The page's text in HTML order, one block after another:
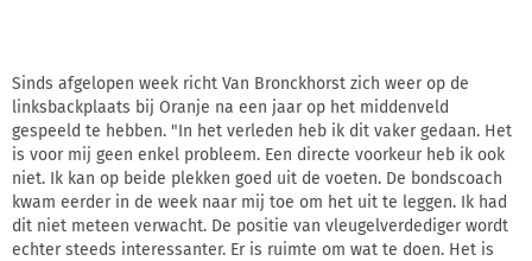
Sinds afgelopen week richt Van Bronckhorst zich weer op de
linksbackplaats bij Oranje na een jaar op het middenveld
gespeeld te hebben. "In het verleden heb ik dit vaker gedaan. Het
is voor mij geen enkel probleem. Een directe voorkeur heb ik ook
niet. Ik kan op beide plekken goed uit de voeten. De bondscoach
kwam eerder in de week naar mij toe om het uit te leggen. Ik had
dit niet meteen verwacht. De positie van vleugelverdediger wordt
echter steeds interessanter. Er is ruimte om wat te doen. Het is